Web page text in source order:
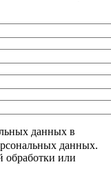
данных в
данных.
обработки или